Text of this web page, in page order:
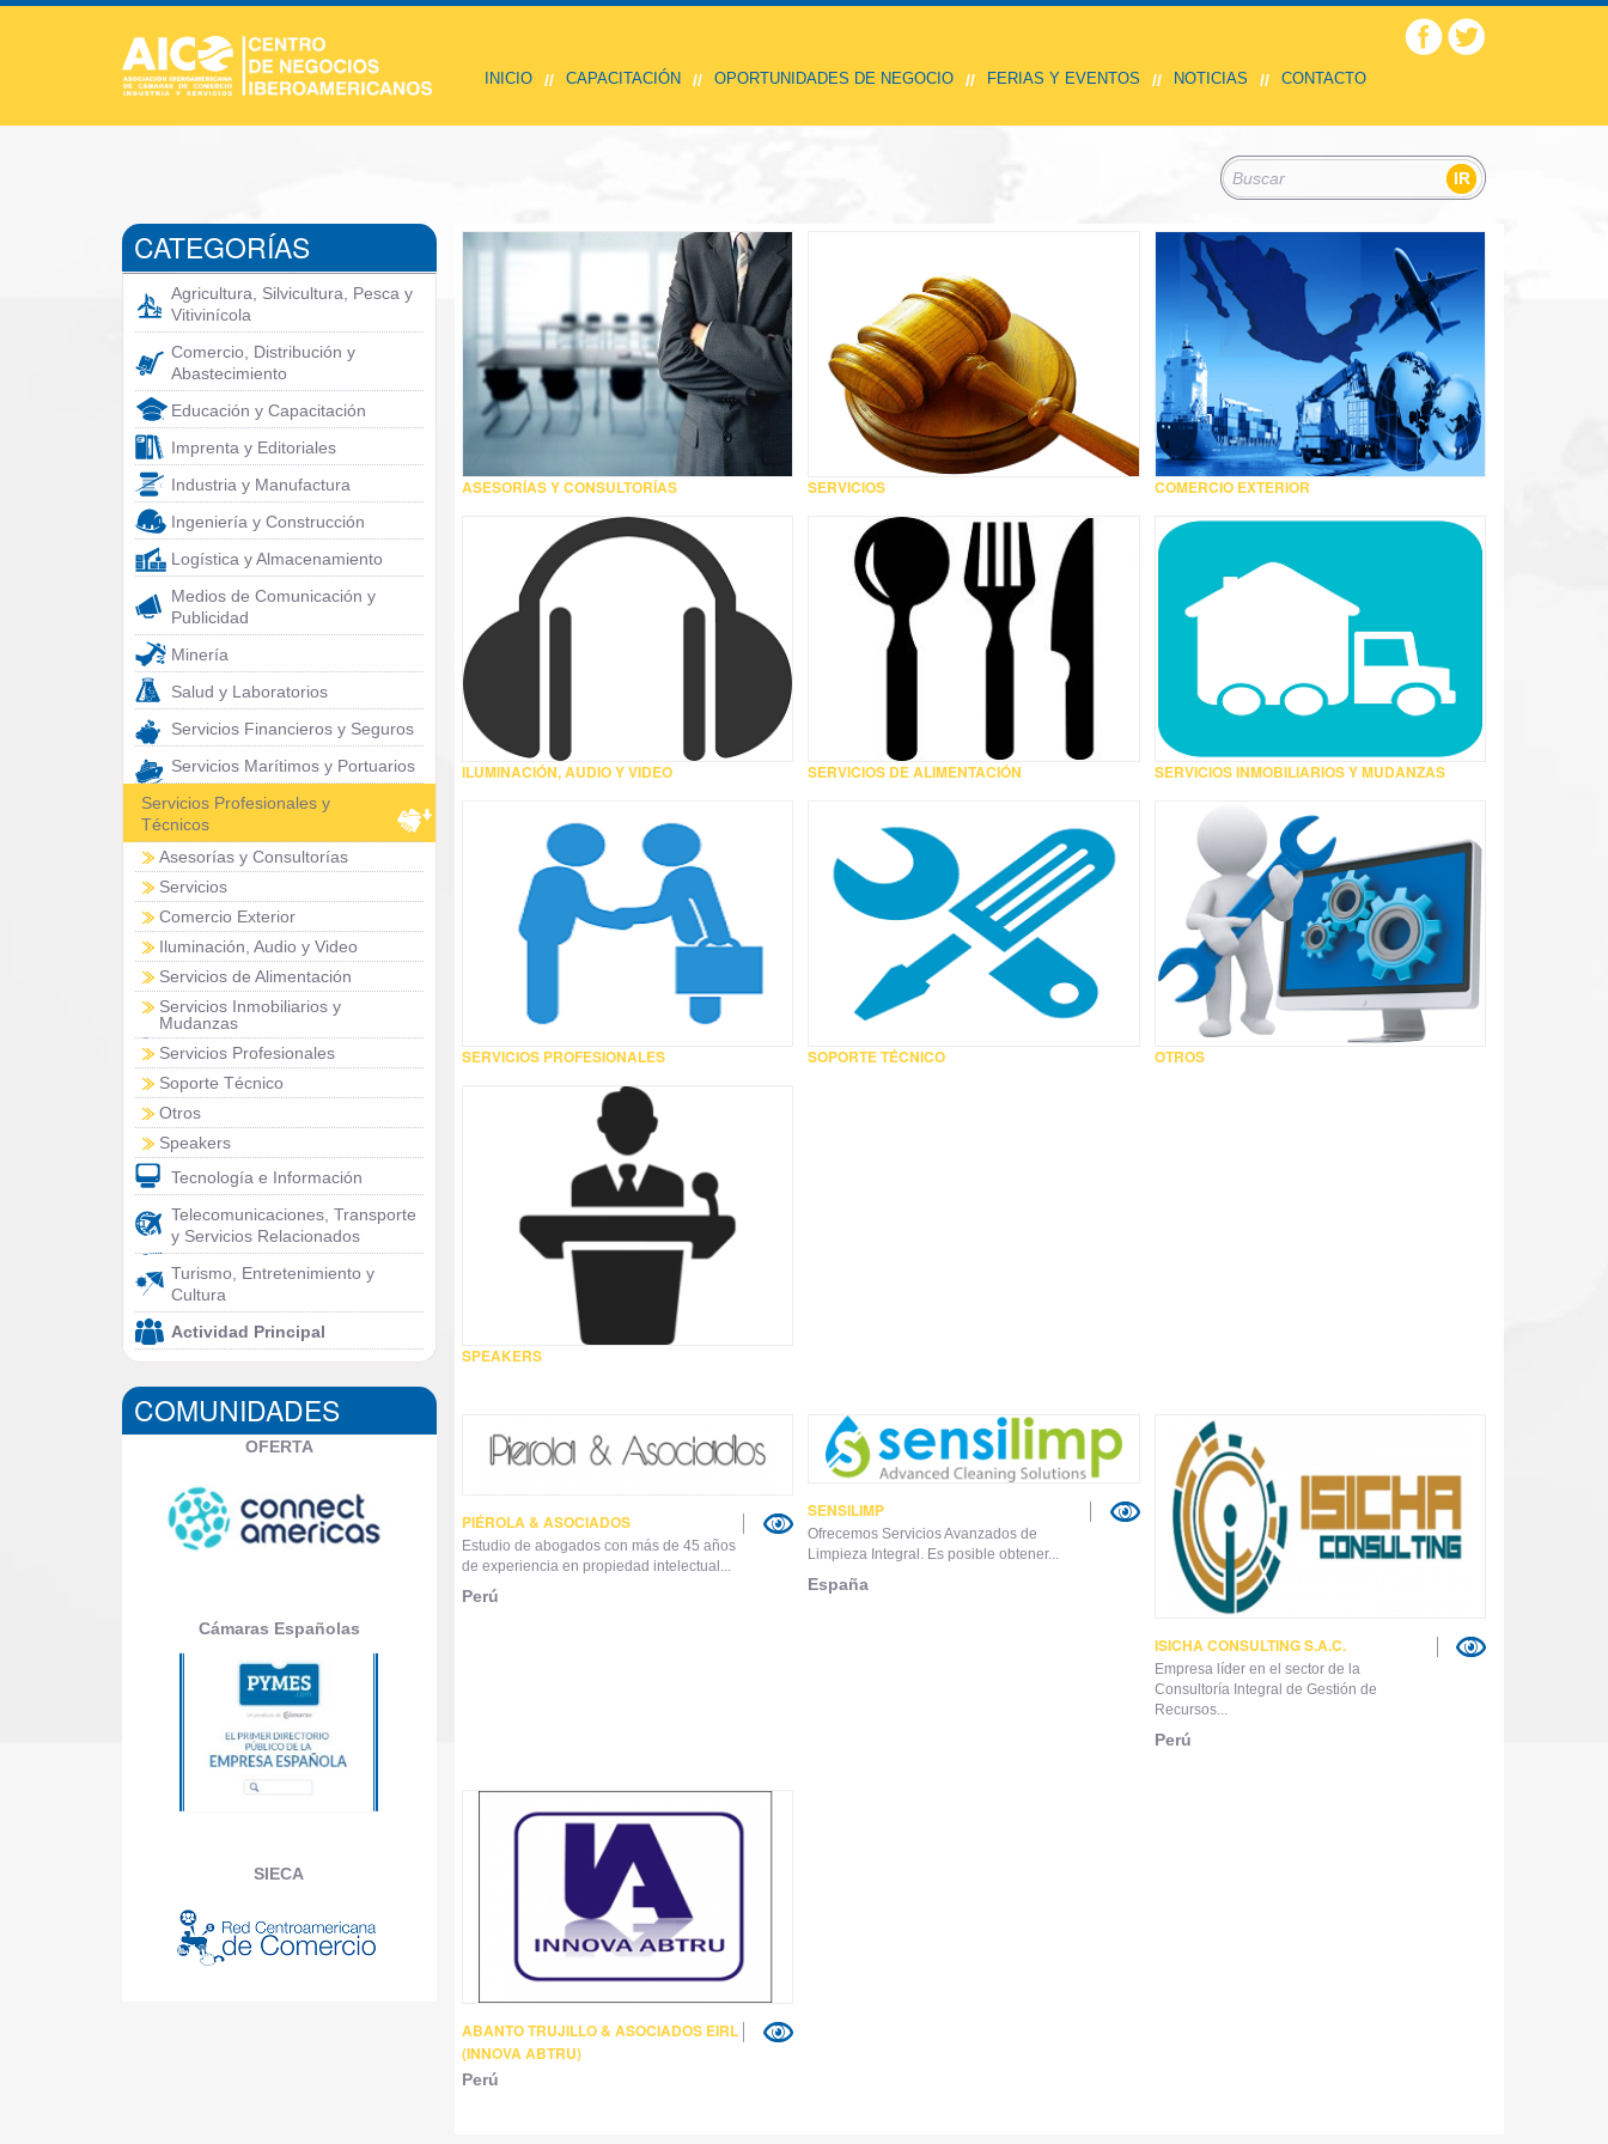
INICIO // CAPACITACIÓN // OPORTUNIDADES DE NEGOCIO // FERIAS Y EVENTOS // NOTICIAS // CONTACTO
CATEGORÍAS
Agricultura, Silvicultura, Pesca y
Vitivinícola
Comercio, Distribución y
Abastecimiento
Educación y Capacitación
Imprenta y Editoriales
Industria y Manufactura
Ingeniería y Construcción
Logística y Almacenamiento
Medios de Comunicación y
Publicidad
Minería
Salud y Laboratorios
Servicios Financieros y Seguros
Servicios Marítimos y Portuarios
Servicios Profesionales y
Técnicos
Asesorías y Consultorías
Servicios
Comercio Exterior
Iluminación, Audio y Video
Servicios de Alimentación
Servicios Inmobiliarios y
Mudanzas
Servicios Profesionales
Soporte Técnico
Otros
Speakers
Tecnología e Información
Telecomunicaciones, Transporte
y Servicios Relacionados
Turismo, Entretenimiento y
Cultura
Actividad Principal
COMUNIDADES
OFERTA
Cámaras Españolas
SIECA
ASESORÍAS Y CONSULTORÍAS SERVICIOS COMERCIO EXTERIOR
ILUMINACIÓN, AUDIO Y VIDEO SERVICIOS DE ALIMENTACIÓN SERVICIOS INMOBILIARIOS Y MUDANZAS
SERVICIOS PROFESIONALES SOPORTE TÉCNICO OTROS
SPEAKERS
PIÉROLA & ASOCIADOS
Estudio de abogados con más de 45 años
de experiencia en propiedad intelectual...
Perú
SENSILIMP
Ofrecemos Servicios Avanzados de
Limpieza Integral. Es posible obtener...
España
ISICHA CONSULTING S.A.C.
Empresa líder en el sector de la
Consultoría Integral de Gestión de
Recursos...
Perú
ABANTO TRUJILLO & ASOCIADOS EIRL
(INNOVA ABTRU)
Perú